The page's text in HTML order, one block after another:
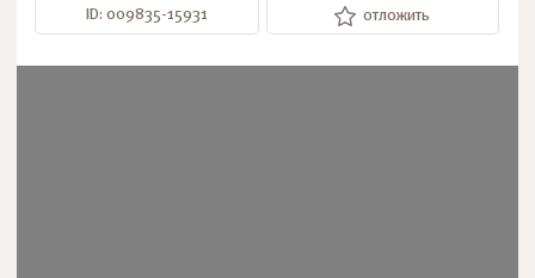
ID: 009835-15931 отложить